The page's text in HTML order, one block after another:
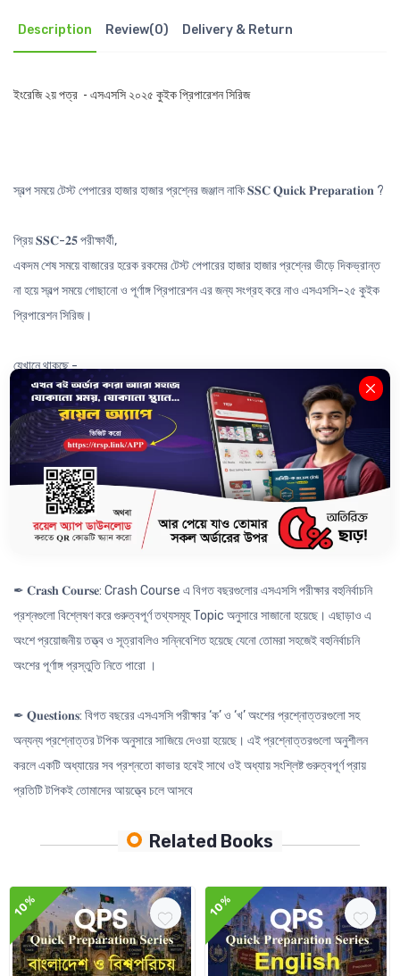
Description Review(0) Delivery & Return
ইংরেজি ২য় পত্র - এসএসসি ২০২৫ কুইক প্রিপারেশন সিরিজ
স্বল্প সময়ে টেস্ট পেপারের হাজার হাজার প্রশ্নের জঞ্জাল নাকি 𝐒𝐒𝐂 𝐐𝐮𝐢𝐜𝐤 𝐏𝐫𝐞𝐩𝐚𝐫𝐚𝐭𝐢𝐨𝐧 ?
প্রিয় 𝐒𝐒𝐂-𝟐𝟓 পরীক্ষার্থী,
একদম শেষ সময়ে বাজারের হরেক রকমের টেস্ট পেপারের হাজার হাজার প্রশ্নের ভীড়ে দিকভ্রান্ত
না হয়ে স্বল্প সময়ে গোছানো ও পূর্ণাঙ্গ প্রিপারেশন এর জন্য সংগ্রহ করে নাও এসএসসি-২৫ কুইক
প্রিপারেশন সিরিজ।
যেখানে থাকছে -
✒ 𝐂𝐨𝐦𝐩𝐫𝐞𝐡𝐞𝐧𝐬𝐢𝐯𝐞 𝐐𝐮𝐞𝐬𝐭𝐢𝐨𝐧: বিগত বছরের প্রশ্নগুলো Analysis করে তৈরি করা
প্রতিটি অধ্যায়ের ২-৩ টি CQ যা অনুশীলনের মাধ্যমে পুরো অধ্যায়ের সকল গুরুত্বপূর্ণ
Concept তো কাভার হবেই; সাথে বিগত বছরের সকল বোর্ড প্রশ্ন সমাধান করা হয়ে যাবে।
✒ 𝐁𝐨𝐚𝐫𝐝 𝐀𝐧𝐚𝐥𝐲𝐬𝐢𝐬: বোর্ড এনালাইসিস এর মাধ্যমে কোনো একটি অধ্যায় MCQ বা CQ এর
জন্য কোন Topic টি কোন বোর্ডের জন্য কতটা গুরুত্বপূর্ণ চুলচেরা বিশ্লেষণের মাধ্যমে
উপস্থাপন।
✒ 𝐂𝐫𝐚𝐬𝐡 𝐂𝐨𝐮𝐫𝐬𝐞: Crash Course এ বিগত বছরগুলোর এসএসসি পরীক্ষার বহুনির্বাচনি
প্রশ্নগুলো বিশ্লেষণ করে গুরুত্বপূর্ণ তথ্যসমূহ Topic অনুসারে সাজানো হয়েছে। এছাড়াও এ
অংশে প্রয়োজনীয় তত্ত্ব ও সূত্রাবলিও সন্নিবেশিত হয়েছে যেনো তোমরা সহজেই বহুনির্বাচনি
অংশের পূর্ণাঙ্গ প্রস্তুতি নিতে পারো ।
✒ 𝐐𝐮𝐞𝐬𝐭𝐢𝐨𝐧𝐬: বিগত বছরের এসএসসি পরীক্ষার ‘ক’ ও ‘খ’ অংশের প্রশ্নোত্তরগুলো সহ
অন্যন্য প্রশ্নোত্তর টপিক অনুসারে সাজিয়ে দেওয়া হয়েছে। এই প্রশ্নোত্তরগুলো অনুশীলন
করলে একটি অধ্যায়ের সব প্রশ্নতো কাভার হবেই সাথে ওই অধ্যায় সংশ্লিষ্ট গুরুত্বপূর্ণ প্রায়
প্রতিটি টপিকই তোমাদের আয়ত্ত্বে চলে আসবে
Related Books
10% 10%